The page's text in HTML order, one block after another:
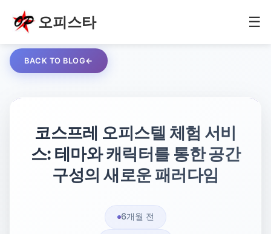
오피스타 ☰
BACK TO BLOG
코스프레 오피스텔 체험 서비
스: 테마와 캐릭터를 통한 공간
구성의 새로운 패러다임
6개월 전